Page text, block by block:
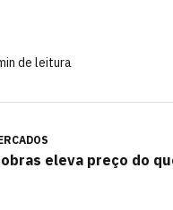
de leitura
eleva preço do